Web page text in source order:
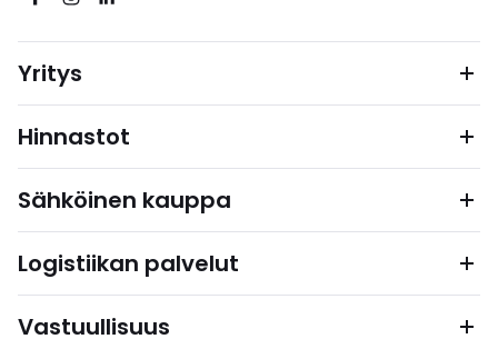
Yritys
Hinnastot
Sähköinen kauppa
Logistiikan palvelut
Vastuullisuus